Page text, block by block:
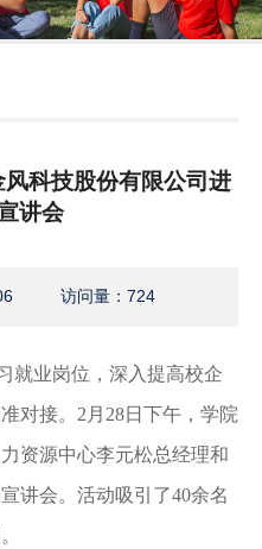
科技股份有限公司进
讲会
访问量： 724
就业岗位，深入提高校企
对接。2月28日下午，学院
资源中心李元松总经理和
讲会。活动吸引了40余名